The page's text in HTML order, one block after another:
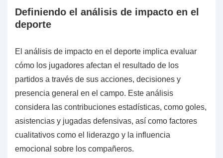
Definiendo el análisis de impacto en el
deporte
El análisis de impacto en el deporte implica evaluar
cómo los jugadores afectan el resultado de los
partidos a través de sus acciones, decisiones y
presencia general en el campo. Este análisis
considera las contribuciones estadísticas, como goles,
asistencias y jugadas defensivas, así como factores
cualitativos como el liderazgo y la influencia
emocional sobre los compañeros.